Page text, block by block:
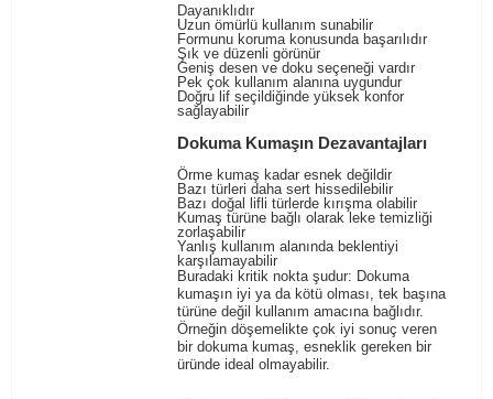
Dayanıklıdır
Uzun ömürlü kullanım sunabilir
Formunu koruma konusunda başarılıdır
Şık ve düzenli görünür
Geniş desen ve doku seçeneği vardır
Pek çok kullanım alanına uygundur
Doğru lif seçildiğinde yüksek konfor
sağlayabilir
Dokuma Kumaşın Dezavantajları
Örme kumaş kadar esnek değildir
Bazı türleri daha sert hissedilebilir
Bazı doğal lifli türlerde kırışma olabilir
Kumaş türüne bağlı olarak leke temizliği
zorlaşabilir
Yanlış kullanım alanında beklentiyi
karşılamayabilir
Buradaki kritik nokta şudur: Dokuma
kumaşın iyi ya da kötü olması, tek başına
türüne değil kullanım amacına bağlıdır.
Örneğin döşemelikte çok iyi sonuç veren
bir dokuma kumaş, esneklik gereken bir
üründe ideal olmayabilir.